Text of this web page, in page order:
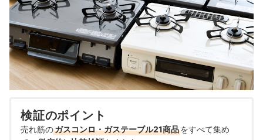
検証のポイント
売れ筋のガスコンロ・ガステーブル21商品をすべて集め